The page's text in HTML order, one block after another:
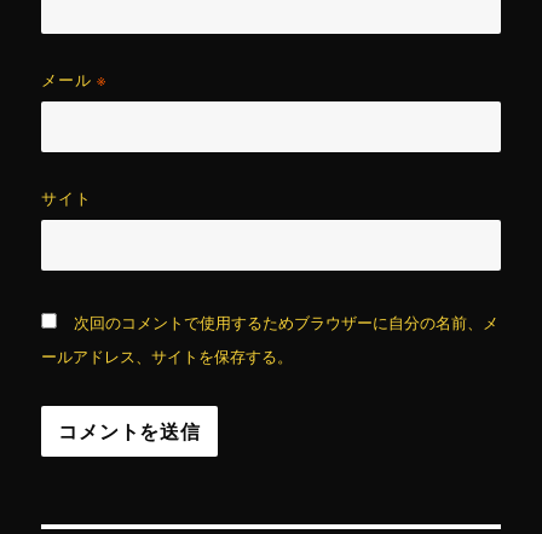
メール※
サイト
次回のコメントで使用するためブラウザーに自分の名前、メ
ールアドレス、サイトを保存する。